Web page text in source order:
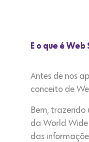
E o que é
Antes de nos
conceito de
Bem, trazendo
da World
das